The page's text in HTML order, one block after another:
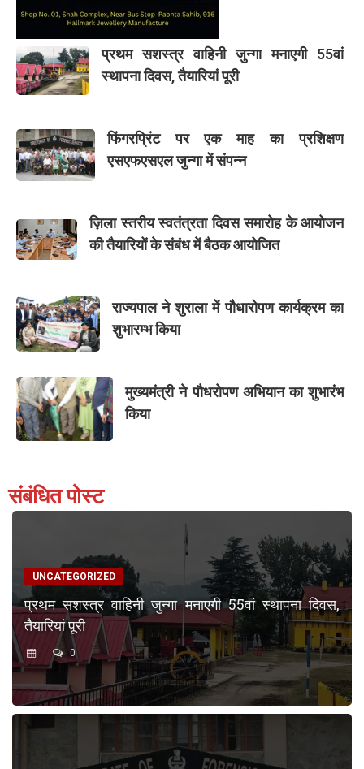
प्रथम सशस्त्र वाहिनी जुन्गा मनाएगी 55वां
स्थापना दिवस, तैयारियां पूरी
फिंगरप्रिंट पर एक माह का प्रशिक्षण
एसएफएसएल जुन्गा में संपन्न
ज़िला स्तरीय स्वतंत्रता दिवस समारोह के आयोजन
की तैयारियों के संबंध में बैठक आयोजित
राज्यपाल ने शुराला में पौधारोपण कार्यक्रम का
शुभारम्भ किया
मुख्यमंत्री ने पौधरोपण अभियान का शुभारंभ
किया
संबंधित पोस्ट
UNCATEGORIZED
प्रथम सशस्त्र वाहिनी जुन्गा मनाएगी 55वां स्थापना दिवस,
तैयारियां पूरी
0